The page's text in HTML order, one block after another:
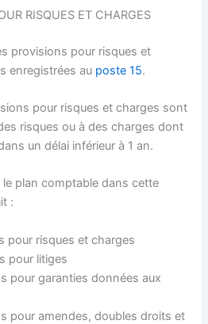
RISQUES ET CHARGES
provisions pour risques et
enregistrées au poste 15.
pour risques et charges sont
risques ou à des charges dont
un délai inférieur à 1 an.
plan comptable dans cette
:
pour risques et charges
pour litiges
pour garanties données aux
pour amendes, doubles droits et